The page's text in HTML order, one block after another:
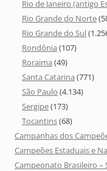
Rio de Janeiro (antigo
Rio Grande do Norte
Rio Grande do Sul
Rondônia (107)
Roraima (49)
Santa Catarina (771)
São Paulo (4.134)
Sergipe(173)
Tocantins(68)
Campanhas dos
Campeões Estaduais e
Campeonato Brasileiro –